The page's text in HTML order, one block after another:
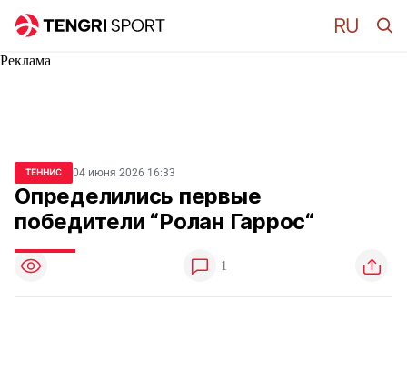
Реклама
ТЕННИС 04 июня 2026 16:33
Определились первые
победители “Ролан Гаррос“
1